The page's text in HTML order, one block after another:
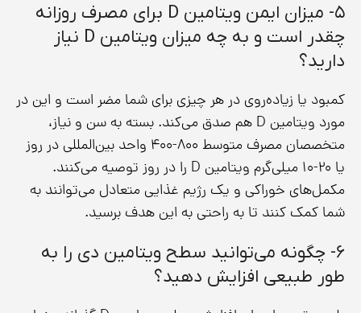
۵- میزان ایمن ویتامین D برای مصرف روزانه
چقدر است و به چه میزان ویتامین D نیاز
دارید؟
کمبود یا زیاده‌روی در هر چیزی برای شما مضر است و این در
مورد ویتامین D هم صدق می‌کند. بسته به سن و نیاز،
متخصصان مصرف متوسط ۸۰۰-۴۰۰ واحد بین‌المللی در روز
یا ۲۰-۱۰ میلی‌گرم ویتامین D را در روز توصیه می‌کنند.
مکمل‌های خوراکی و یک رژیم غذایی متعادل می‌توانند به
شما کمک کنند تا به راحتی به این هدف برسید.
۶- چگونه می‌توانید سطح ویتامین دی را به
طور طبیعی افزایش دهید؟